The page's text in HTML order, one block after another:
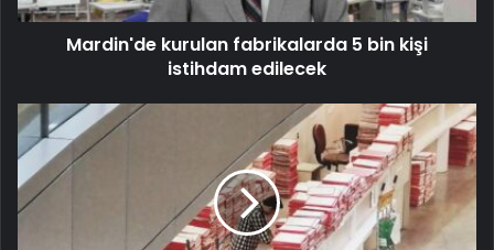
Mardin'de kurulan fabrikalarda 5 bin kişi
istihdam edilecek